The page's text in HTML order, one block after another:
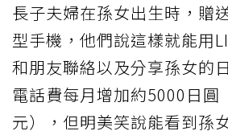
長子夫婦在孫女出生時，贈
型手機，他們說這樣就能用
和朋友聯絡以及分享孫女的
電話費每月增加約5000日圓
元），但明美笑說能看到孫